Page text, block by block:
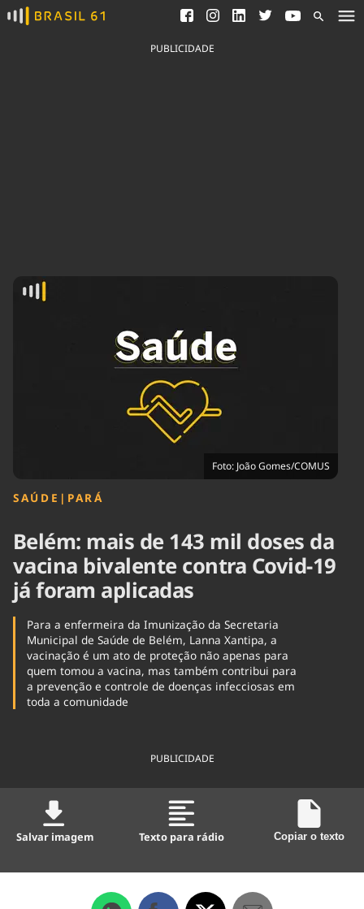
Ver todas as notícias
Saneamento
Indicadores
Agronegócios
Economia
Educação
Infraestrutura
Internacional
Política
Saúde
Tempo
PUBLICIDADE
Foto: João Gomes/COMUS
SAÚDE | PARÁ
Belém: mais de 143 mil doses da
vacina bivalente contra Covid-19
já foram aplicadas
Para a enfermeira da Imunização da Secretaria
Municipal de Saúde de Belém, Lanna Xantipa, a
vacinação é um ato de proteção não apenas para
quem tomou a vacina, mas também contribui para
a prevenção e controle de doenças infecciosas em
toda a comunidade
PUBLICIDADE
Salvar imagem Texto para rádio Copiar o texto